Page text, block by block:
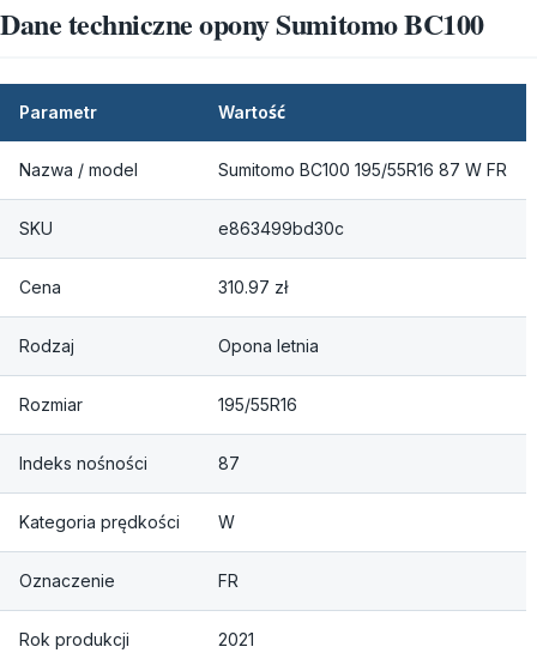
Dane techniczne opony Sumitomo BC100
Parametr Wartość
Nazwa / model Sumitomo BC100 195/55R16 87 W FR
SKU e863499bd30c
Cena 310.97 zł
Rodzaj Opona letnia
Rozmiar 195/55R16
Indeks nośności 87
Kategoria prędkości W
Oznaczenie FR
Rok produkcji 2021